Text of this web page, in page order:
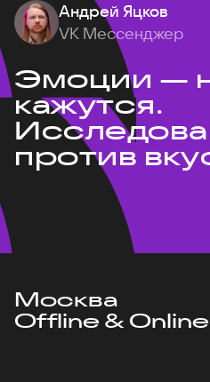
Андрей Яцков
VK Мессенджер
Эмоции —
кажутся.
против
Москва
Offline & Online